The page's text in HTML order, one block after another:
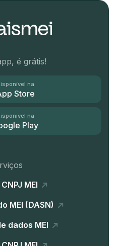
é grátis!
na
Store
na
Play
MEI
MEI (DASN)
dados MEI